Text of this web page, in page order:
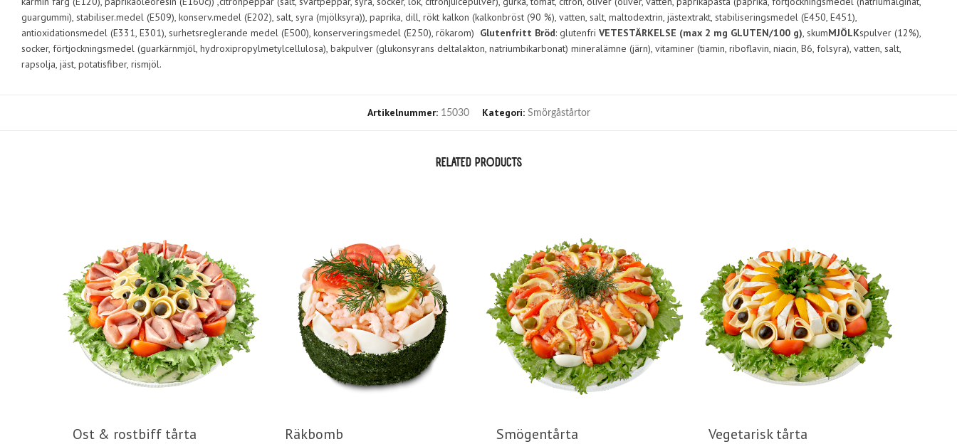
guargummi), stabiliser.medel (E509), konserv.medel (E202), salt, syra (mjölksyra)), paprika, dill, rökt kalkon (kalkonbröst (90 %), vatten, salt, maltodextrin, jästextrakt, stabiliseringsmedel (E450, E451),
antioxidationsmedel (E331, E301), surhetsreglerande medel (E500), konserveringsmedel (E250), rökarom) Glutenfritt Bröd: glutenfri VETESTÄRKELSE (max 2 mg GLUTEN/100 g), skumMJÖLKspulver (12%),
socker, förtjockningsmedel (guarkärnmjöl, hydroxipropylmetylcellulosa), bakpulver (glukonsyrans deltalakton, natriumbikarbonat) mineralämne (järn), vitaminer (tiamin, riboflavin, niacin, B6, folsyra), vatten, salt,
rapsolja, jäst, potatisfiber, rismjöl.
Artikelnummer: 15030 Kategori: Smörgåstårtor
RELATED PRODUCTS
Ost & rostbiff tårta Räkbomb Smögentårta Vegetarisk tårta